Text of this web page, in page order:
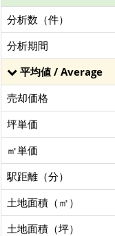
分析数（件）
分析期間
平均値 / Average
売却価格
坪単価
㎡単価
駅距離（分）
土地面積（㎡）
土地面積（坪）